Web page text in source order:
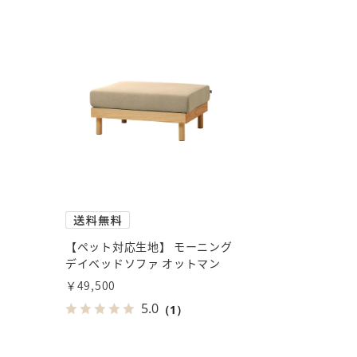
【ペット対応生地】 モーニング
デイベッドソファ オットマン
￥49,500
5.0 （1）